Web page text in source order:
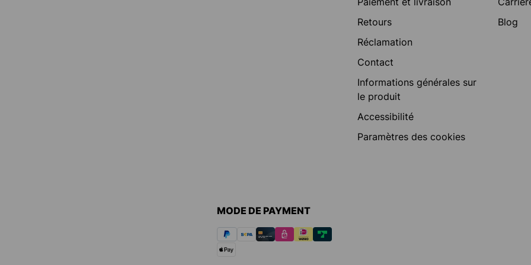
Retours
Réclamation
Contact
Informations générales sur
le produit
Accessibilité
Paramètres des cookies
Blog
MODE DE PAYMENT